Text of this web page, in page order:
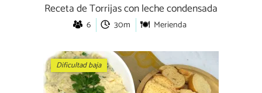
Receta de Torrijas con leche condensada
6 30m Merienda
Dificultad baja